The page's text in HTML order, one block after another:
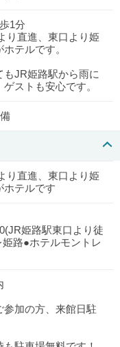
1分
り直進、東口より姫
テルです。
JR姫路駅から雨に
ストも安心です。
り直進、東口より姫
ホテルです
姫路駅東口より徒
路●ホテルモントレ
加の方、来館日駐